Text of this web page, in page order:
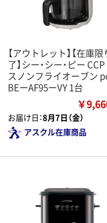
【アウトレット】【在庫
了】シー・シー・ピー
スノンフライオーブン
BEーAF95ーVY 1台
￥
お届け日：8月7日（金）
アスクル在庫商品